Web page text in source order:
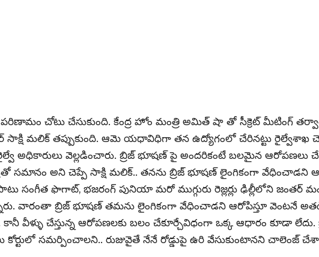
పరిణామం చోటు చేసుకుంది. కేంద్ర హోం మంత్రి అమిత్ షా తో సీక్రెట్ మీటింగ్
సాక్షి మలిక్ తప్పుకుంది. ఆమె యధావిధిగా తన ఉద్యోగంలో చేరినట్టు రైల్వేశాఖ
రైల్వే అధికారులు వెల్లడించారు. బ్రిజ్ భూషణ్ పై అందరికంటే బలమైన ఆరోపణలు
సమానం అని చెప్పే సాక్షి మలిక్.. తనను బ్రిజ్ భూషణ్ లైంగికంగా వేధించాడని
ఫొగాట్, భజరంగ్ పునియా మరో ముగ్గురు రెజ్లర్లు ఢిల్లీలోని జంతర్
వారంతా బ్రిజ్ భూషణ్ తమను లైంగికంగా వేధించాడని ఆరోపిస్తూ వెంటనే
వీళ్ళు చేస్తున్న ఆరోపణలకు బలం చేకూర్చేవిధంగా ఒక్క ఆధారం కూడా లేదు.
సమర్పించాలని.. రుజువైతే నేనే రోడ్డుపై ఉరి వేసుకుంటానని చాలెంజ్